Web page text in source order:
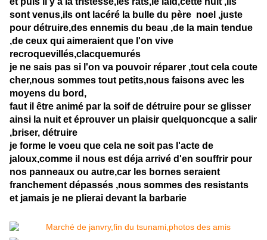
sont venus,ils ont lacéré la bulle du père noel ,juste
pour détruire,des ennemis du beau ,de la main tendue
,de ceux qui aimeraient que l'on vive
recroquevillés,clacquemurés
je ne sais pas si l'on va pouvoir réparer ,tout cela coute
cher,nous sommes tout petits,nous faisons avec les
moyens du bord,
faut il être animé par la soif de détruire pour se glisser
ainsi la nuit et éprouver un plaisir quelquoncque a salir
,briser, détruire
je forme le voeu que cela ne soit pas l'acte de
jaloux,comme il nous est déja arrivé d'en souffrir pour
nos panneaux ou autre,car les bornes seraient
franchement dépassés ,nous sommes des resistants
et jamais je ne plierai devant la barbarie